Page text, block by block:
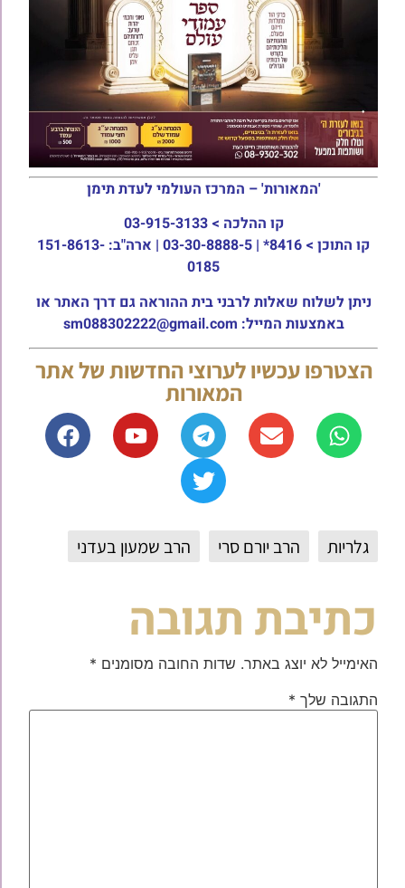
'המאורות' – המרכז העולמי לעדת תימן
קו ההלכה > 03-915-3133
קו התוכן >
8416* | 03-30-8888-5 | ארה"ב: 151-8613-
0185
ניתן לשלוח שאלות לרבני בית ההוראה גם דרך האתר או
באמצעות המייל: sm088302222@gmail.com
הצטרפו עכשיו לערוצי החדשות של אתר
המאורות
גלריות הרב יורם סרי הרב שמעון בעדני
כתיבת תגובה
האימייל לא יוצג באתר. שדות החובה מסומנים *
התגובה שלך *